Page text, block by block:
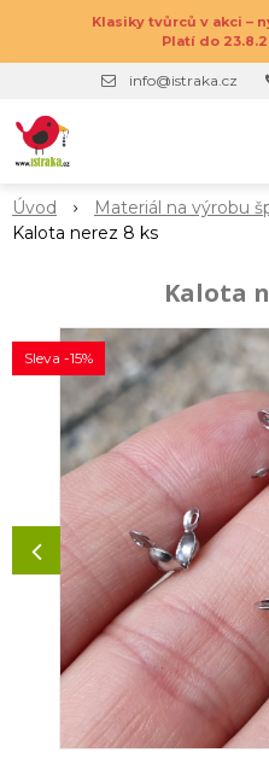
Klasiky tvůrců v akci –
Platí do
info@istraka.cz
Úvod Materiál na výrobu
Kalota nerez 8 ks
Kalota
Sleva -15%